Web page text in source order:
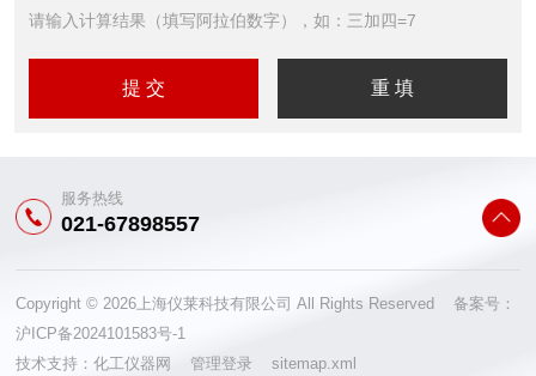
请输入计算结果（填写阿拉伯数字），如：三加四=7
服务热线
021-67898557
Copyright © 2026上海仪莱科技有限公司 All Rights Reserved 备案号：
沪ICP备2024101583号-1
技术支持：化工仪器网管理登录 sitemap.xml